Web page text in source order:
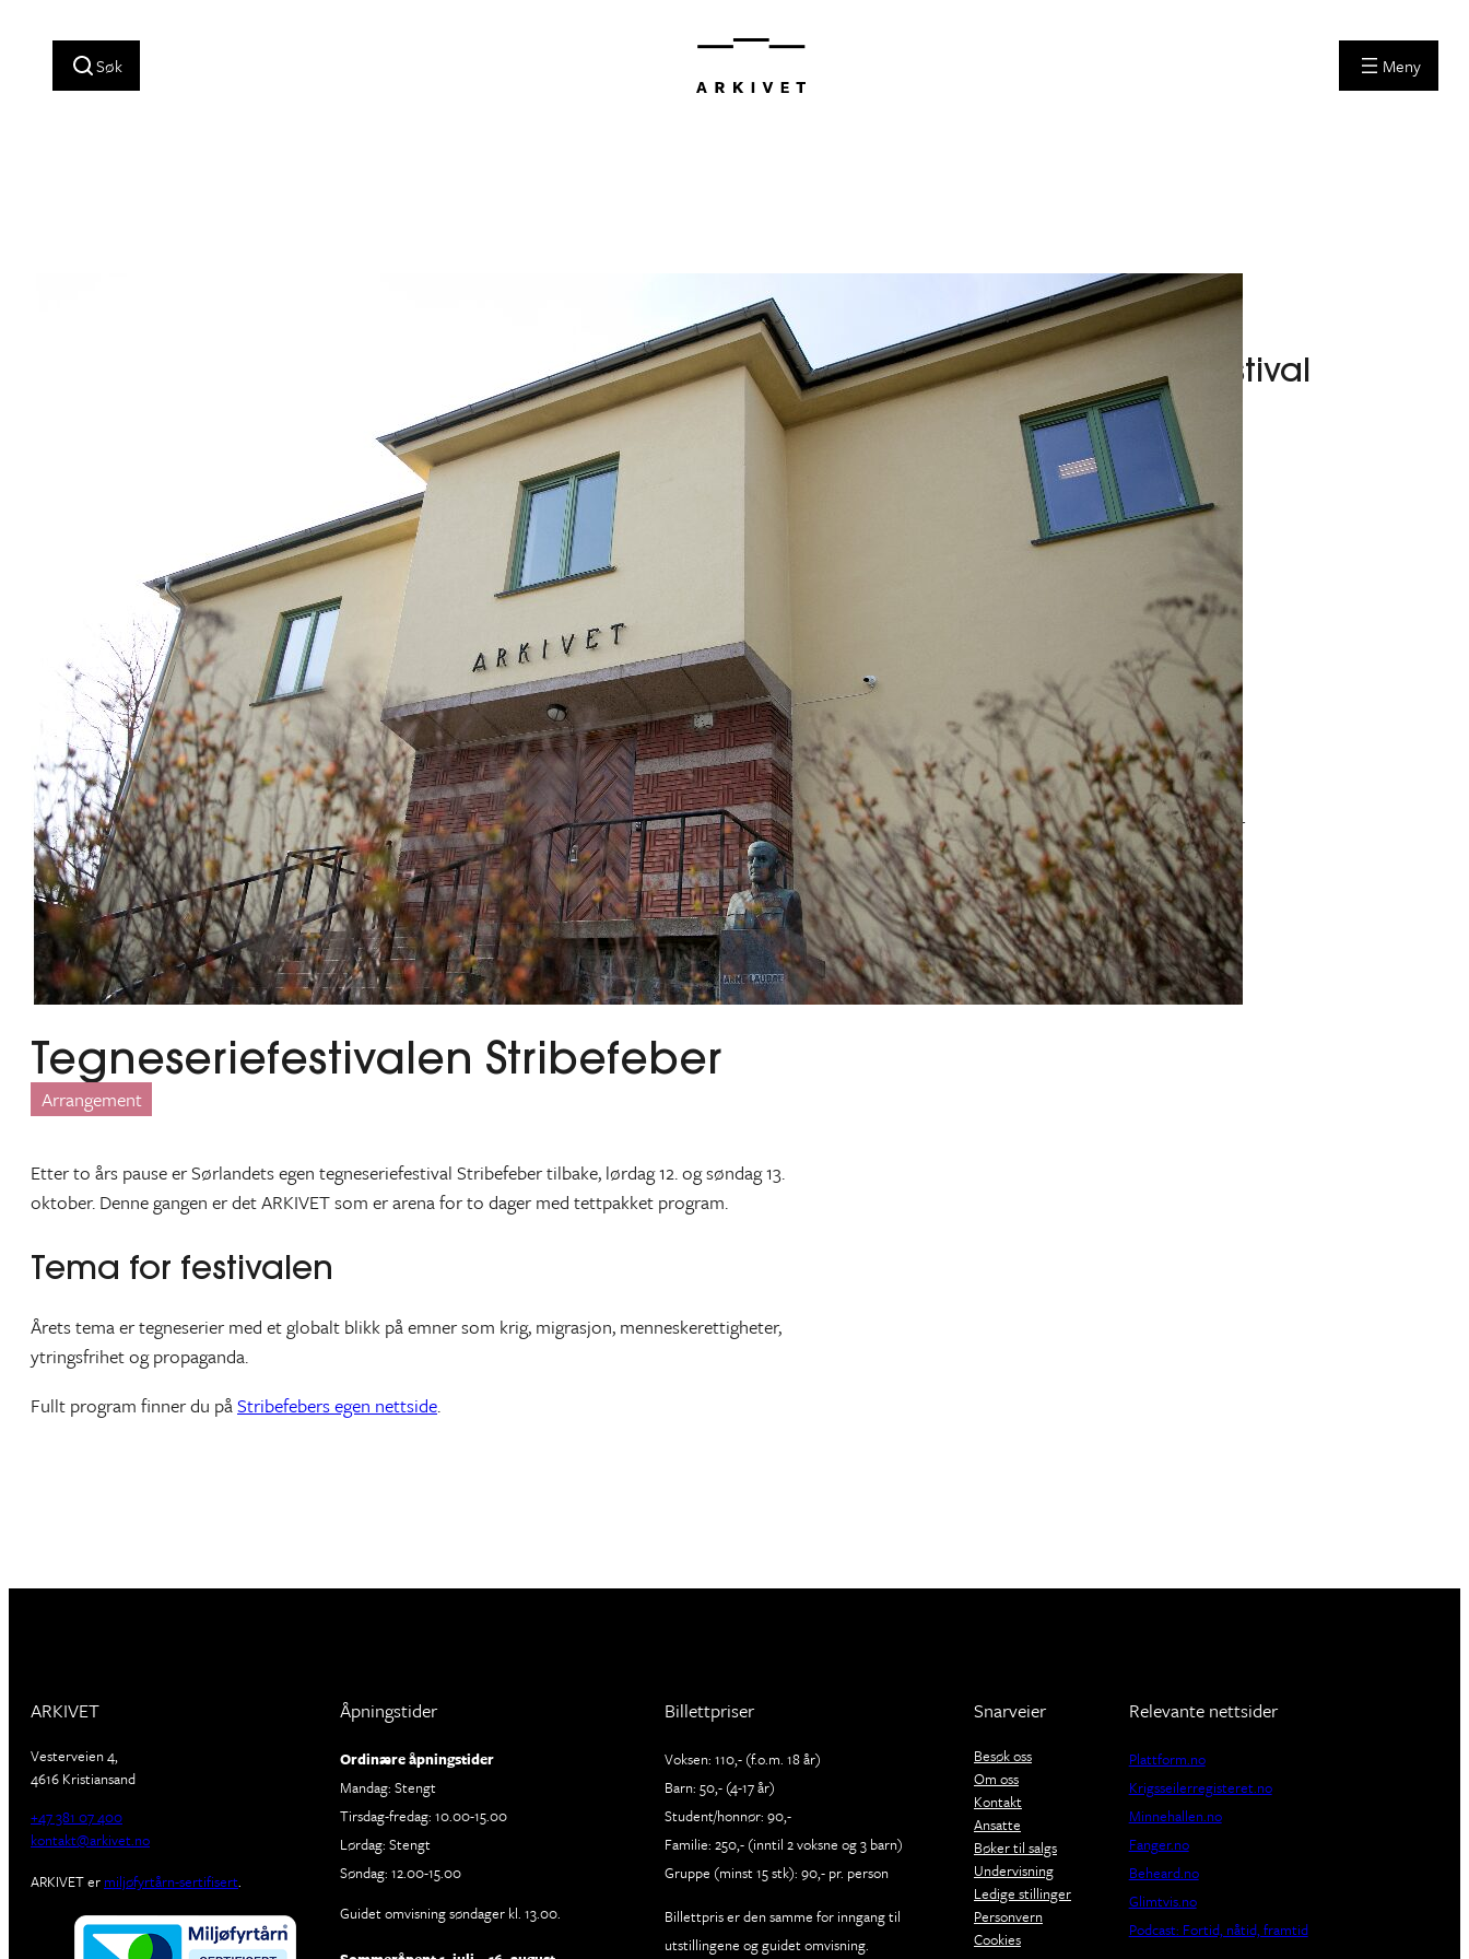
Søk
Tegneseriefestivalen Stribefeber
Arrangement
Etter to års pause er Sørlandets egen tegneseriefestival Stribefeber tilbake, lørdag 12. og søndag 13.
oktober. Denne gangen er det ARKIVET som er arena for to dager med tettpakket program.
Tema for festivalen
Årets tema er tegneserier med et globalt blikk på emner som krig, migrasjon, menneskerettigheter,
ytringsfrihet og propaganda.
Fullt program finner du påStribefebers egen nettside.
Bli med på tegneseriefestival
Lørdag 12. oktober – søndag 13. oktober
ARKIVET freds- og menneskerettighetssenter
Gratis inngang
Arrangør
ARKIVET freds- og menneskerettigheter, Stribefeber
ARKIVET
Vesterveien 4,
4616 Kristiansand
+47 381 07 400
kontakt@arkivet.no
ARKIVET er miljøfyrtårn-sertifisert.
Åpningstider
Ordinære åpningstider
Mandag: Stengt
Tirsdag-fredag: 10.00-15.00
Lørdag: Stengt
Søndag: 12.00-15.00
Guidet omvisning søndager kl. 13.00.
Billettpriser
Voksen: 110,- (f.o.m. 18 år)
Barn: 50,- (4-17 år)
Student/honnør: 90,-
Familie: 250,- (inntil 2 voksne og 3 barn)
Gruppe (minst 15 stk): 90,- pr. person
Billettpris er den samme for inngang til
utstillingene og guidet omvisning.
Snarveier
Besøk oss
Om oss
Kontakt
Ansatte
Bøker til salgs
Undervisning
Ledige stillinger
Personvern
Cookies
Relevante nettsider
Plattform.no
Krigsseilerregisteret.no
Minnehallen.no
Fanger.no
Beheard.no
Glimtvis.no
Podcast: Fortid, nåtid, framtid